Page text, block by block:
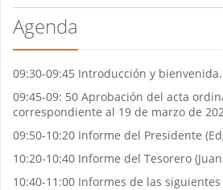
Agenda
09:30-09:45 Introducción y bienvenida.
09:45-09: 50 Aprobación del acta
correspondiente al 19 de marzo de
09:50-10:20 Informe del Presidente
10:20-10:40 Informe del Tesorero
10:40-11:00 Informes de las siguientes